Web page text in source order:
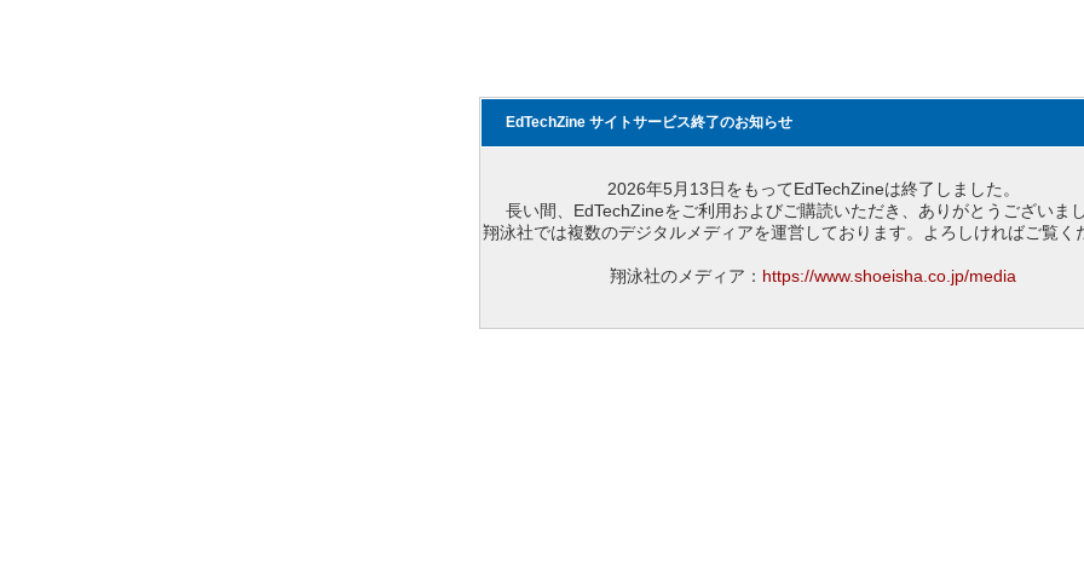
EdTechZine サイトサービス終了のお知らせ
2026年5月13日をもってEdTechZineは終了しました。
長い間、EdTechZineをご利用およびご購読いただき、ありがとうございまし
翔泳社では複数のデジタルメディアを運営しております。よろしければご覧く
翔泳社のメディア： https://www.shoeisha.co.jp/media